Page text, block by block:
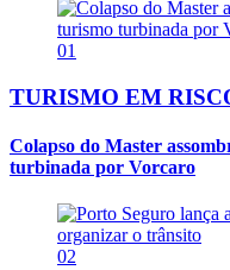
01
TURISMO EM
Colapso do Master
turbinada por Vorcaro
02